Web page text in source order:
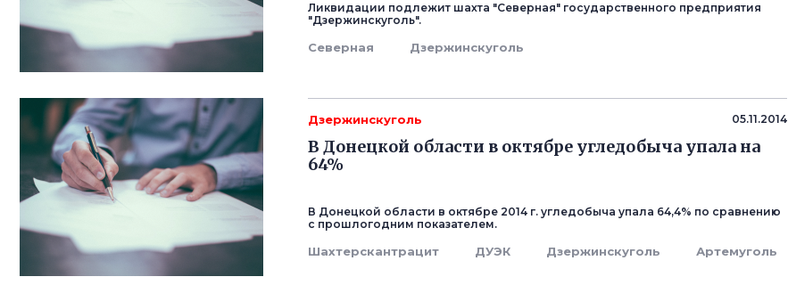
Ликвидации подлежит шахта "Северная" государственного предприятия
"Дзержинскуголь".
Северная Дзержинскуголь
Дзержинскуголь 05.11.2014
В Донецкой области в октябре угледобыча упала на
64%
В Донецкой области в октябре 2014 г. угледобыча упала 64,4% по сравнению
с прошлогодним показателем.
Шахтерскантрацит ДУЭК Дзержинскуголь Артемуголь